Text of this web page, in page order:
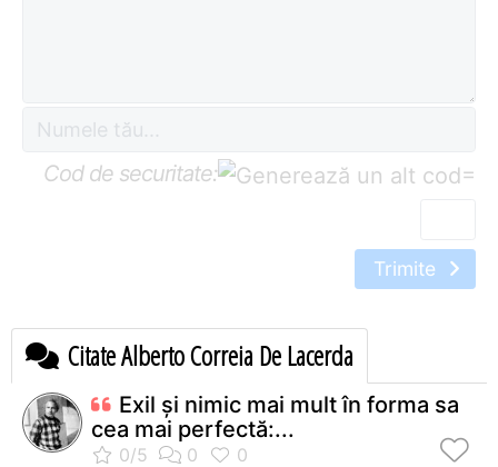
Cod de securitate: =
Trimite
Citate Alberto Correia De Lacerda
Exil și nimic mai mult în forma sa
cea mai perfectă:...